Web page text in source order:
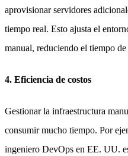
aprovisionar servidores
tiempo real. Esto ajusta el
manual, reduciendo el tiempo
4. Eficiencia de costos
Gestionar la infraestructura
consumir mucho tiempo. Por
ingeniero DevOps en EE. UU.